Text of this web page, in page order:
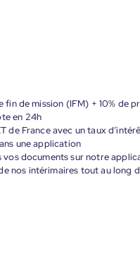
fin de mission (IFM) + 10% de
en 24h
de France avec un taux
une application
vos documents sur notre
nos intérimaires tout au long